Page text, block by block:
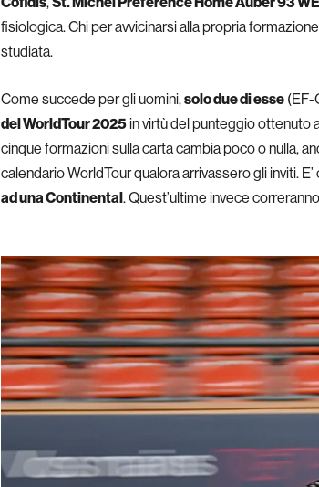
fisiologica. Chi per avvicinarsi alla propria
studiata.
Come succede per gli uomini,solo due di esse (EF-
del WorldTour 2025in virtù del punteggio ottenuto
cinque formazioni sulla carta cambia poco o nulla,
calendario WorldTour qualora arrivassero gli inviti.
ad una Continental. Quest’ultime invece